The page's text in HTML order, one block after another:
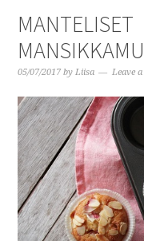
MANTELISET
05/07/2017 byLiisa Leave